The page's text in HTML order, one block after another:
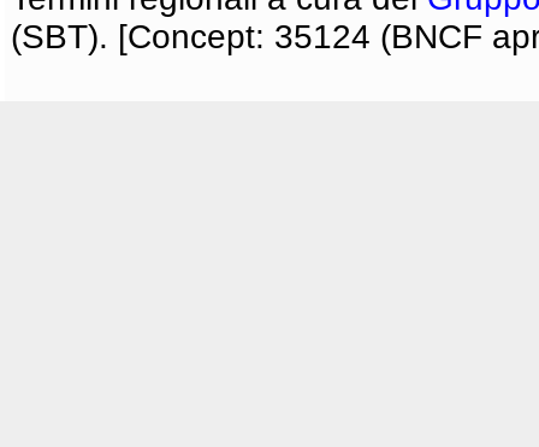
(SBT). [Concept: 35124 (BNCF